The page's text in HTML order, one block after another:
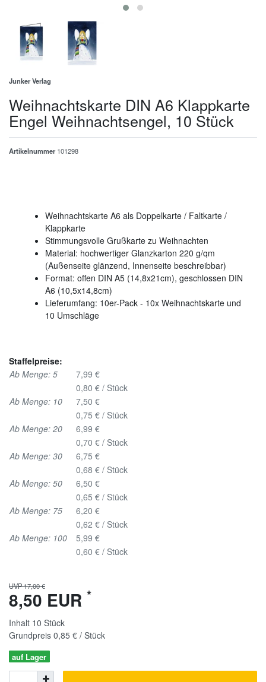
Junker Verlag
Weihnachtskarte DIN A6 Klappkarte
Engel Weihnachtsengel, 10 Stück
Artikelnummer 101298
Weihnachtskarte A6 als Doppelkarte / Faltkarte /
Klappkarte
Stimmungsvolle Grußkarte zu Weihnachten
Material: hochwertiger Glanzkarton 220 g/qm
(Außenseite glänzend, Innenseite beschreibbar)
Format: offen DIN A5 (14,8x21cm), geschlossen DIN
A6 (10,5x14,8cm)
Lieferumfang: 10er-Pack - 10x Weihnachtskarte und
10 Umschläge
Staffelpreise:
Ab Menge: 5
7,99 €
0,80 € / Stück
Ab Menge: 10
7,50 €
0,75 € / Stück
Ab Menge: 20
6,99 €
0,70 € / Stück
Ab Menge: 30
6,75 €
0,68 € / Stück
Ab Menge: 50
6,50 €
0,65 € / Stück
Ab Menge: 75
6,20 €
0,62 € / Stück
Ab Menge: 100
5,99 €
0,60 € / Stück
UVP 17,00 €
8,50 EUR *
Inhalt 10 Stück
Grundpreis 0,85 € / Stück
auf Lager